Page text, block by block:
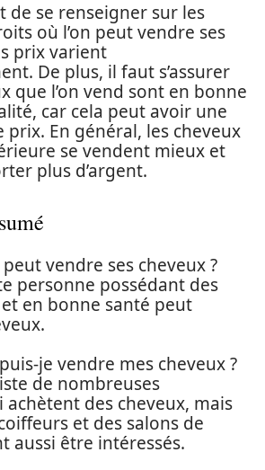
de se renseigner sur les
où l’on peut vendre ses
prix varient
De plus, il faut s’assurer
que l’on vend sont en bonne
car cela peut avoir une
prix. En général, les cheveux
se vendent mieux et
plus d’argent.
vendre ses cheveux ?
personne possédant des
en bonne santé peut
je vendre mes cheveux ?
de nombreuses
des cheveux, mais
et des salons de
aussi être intéressés.